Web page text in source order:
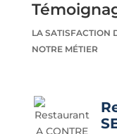
LA SATISFACTION
NOTRE MÉTIER